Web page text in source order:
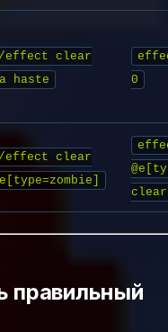
/effect clear
haste
0
/effect clear
clear
правильный